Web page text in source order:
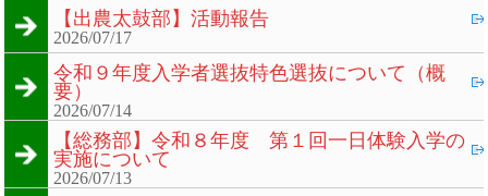
【出農太鼓部】活動報告
2026/07/17
令和９年度入学者選抜特色選抜について（概
要）
2026/07/14
【総務部】令和８年度 第１回一日体験入学の
実施について
2026/07/13